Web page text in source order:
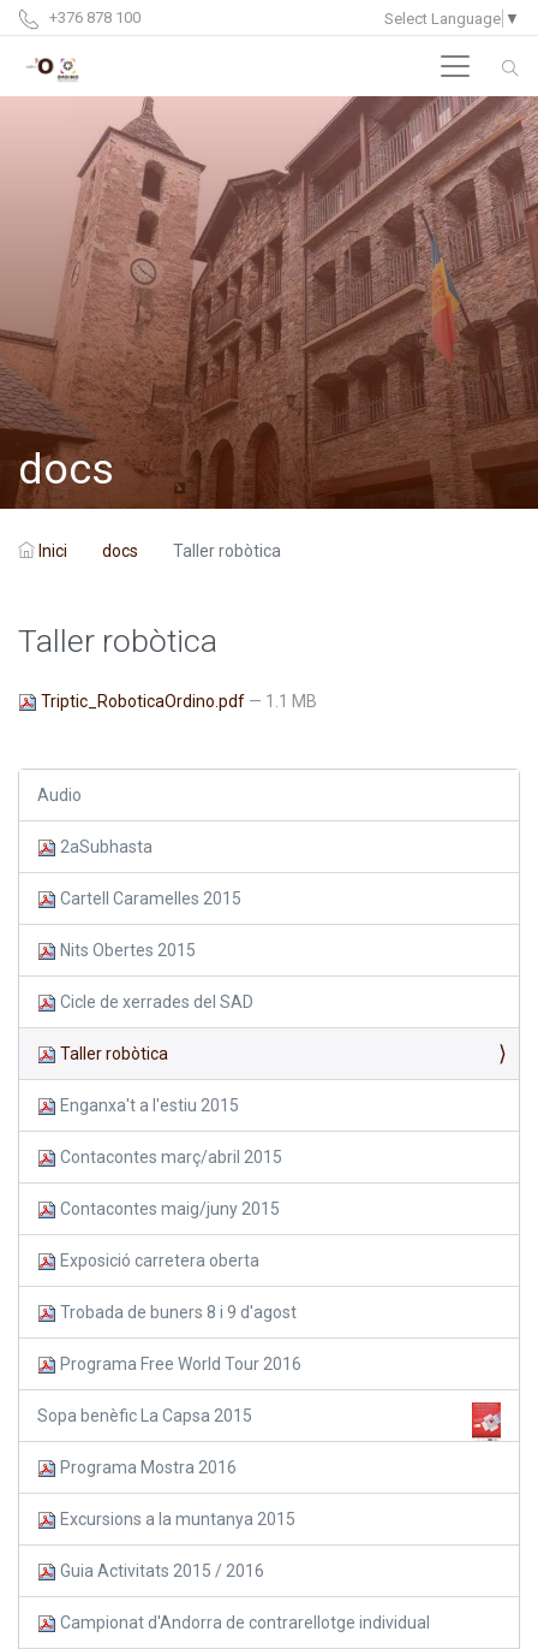
+376 878 100 Select Language ▼
docs
Inici docs Taller robòtica
Audio
2aSubhasta
Cartell Caramelles 2015
Nits Obertes 2015
Cicle de xerrades del SAD
Taller robòtica
Enganxa't a l'estiu 2015
Contacontes març/abril 2015
Contacontes maig/juny 2015
Exposició carretera oberta
Trobada de buners 8 i 9 d'agost
Programa Free World Tour 2016
Sopa benèfic La Capsa 2015
Programa Mostra 2016
Excursions a la muntanya 2015
Guia Activitats 2015 / 2016
Campionat d'Andorra de contrarellotge individual
Taller robòtica
Triptic_RoboticaOrdino.pdf — 1.1 MB